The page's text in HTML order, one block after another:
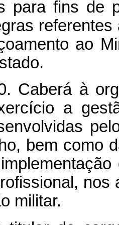
para fins de
ao
à
a
bem como
nos
militar.